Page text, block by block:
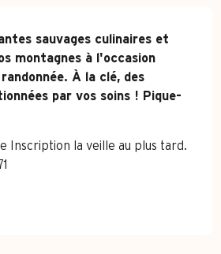
sauvages culinaires et
montagnes à l'occasion
À la clé, des
par vos soins ! Pique-
Inscription la veille au plus tard.